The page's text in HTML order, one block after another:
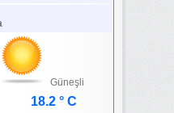
Güneşli
18.2 ° C